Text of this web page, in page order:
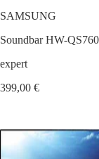
SAMSUNG
Soundbar HW-
expert
399,00 €